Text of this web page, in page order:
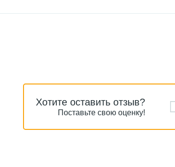
Хотите оставить отзыв?
Поставьте свою оценку!